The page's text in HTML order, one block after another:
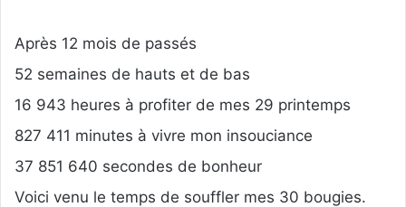
Après 12 mois de passés
52 semaines de hauts et de bas
16 943 heures à profiter de mes 29 printemps
827 411 minutes à vivre mon insouciance
37 851 640 secondes de bonheur
Voici venu le temps de souffler mes 30 bougies.